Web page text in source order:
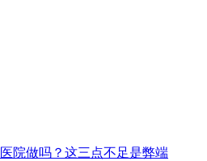
院做吗？这三点不足是弊端